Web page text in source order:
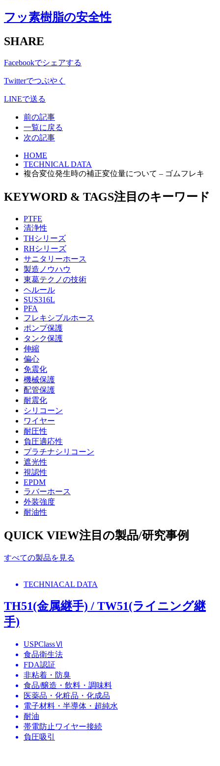
フッ素樹脂の安全性
SHARE
Facebookでシェアする
Twitterでつぶやく
LINEで送る
前の記事
一覧に戻る
次の記事
HOME
TECHNICAL DATA
複合変位発生時の補正変位量について – ゴムフレキ
KEYWORD & TAGS注目のキーワード
PTFE
清浄性
THシリーズ
RHシリーズ
サニタリーホース
製造ノウハウ
東葛テクノの技術
ヘルール
SUS316L
PFA
フレキシブルホース
ポンプ保護
タンク保護
伸縮
偏心
免震化
機械保護
配管保護
耐震化
シリコーン
ワイヤー
耐圧性
負圧適応性
プラチナシリコーン
遮光性
視認性
EPDM
ラバーホース
外装強度
耐油性
QUICK VIEW注目の製品/研究事例
すべての製品を見る
TECHNIACAL DATA
TH51(金属継手) / TW51(ライニング継
手)
USPClassⅥ
食品衛生法
FDA認証
非粘着・防臭
食品/醸造・飲料・調味料
医薬品・化粧品・化成品
電子材料・半導体・超純水
耐油
帯電防止ワイヤー接続
負圧吸引